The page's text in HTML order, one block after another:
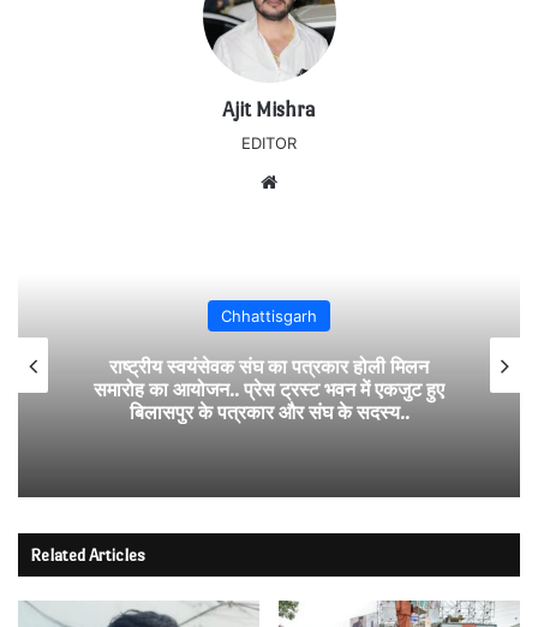
Ajit Mishra
EDITOR
Chhattisgarh
राष्ट्रीय स्वयंसेवक संघ का पत्रकार होली मिलन
समारोह का आयोजन.. प्रेस ट्रस्ट भवन में एकजुट हुए
बिलासपुर के पत्रकार और संघ के सदस्य..
Related Articles